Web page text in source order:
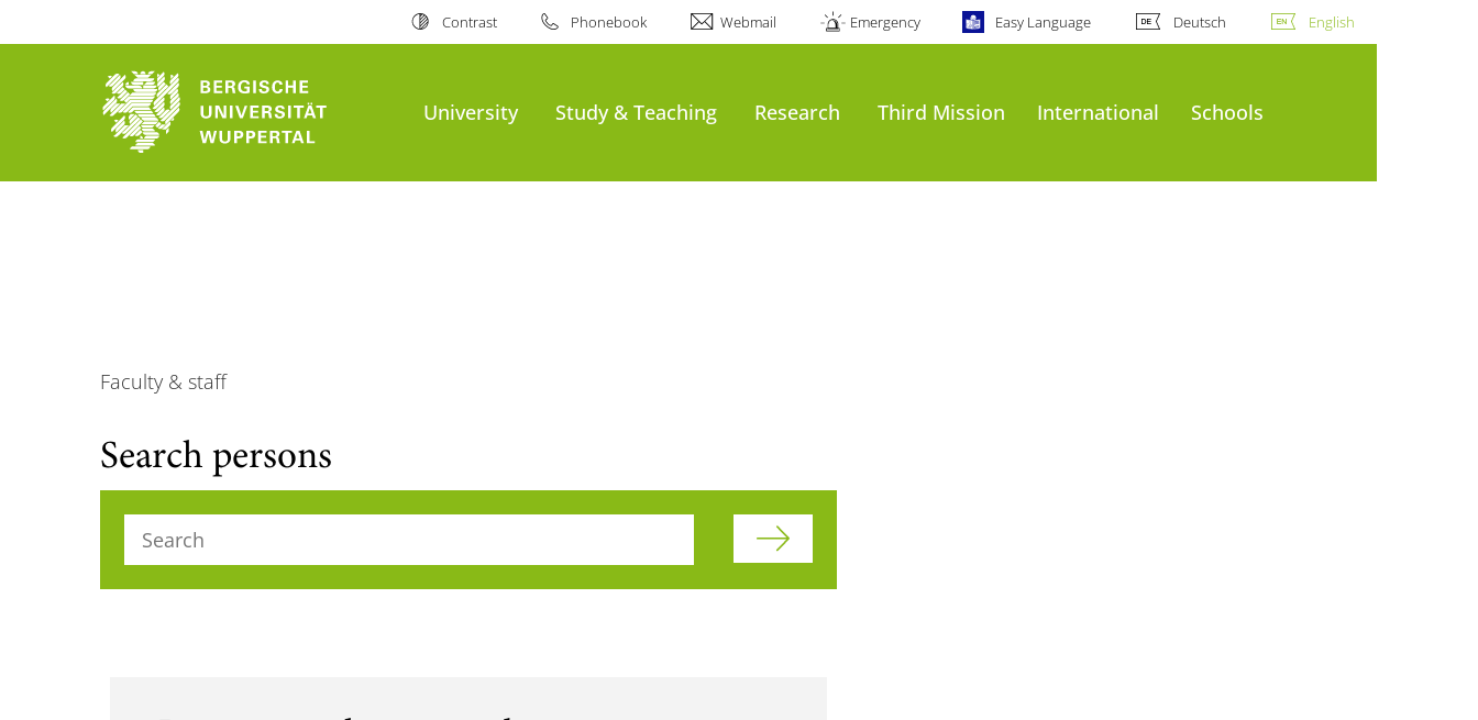
Contrast Phonebook Webmail Emergency Easy Language Deutsch English
University Study & Teaching Research Third Mission International Schools
Faculty & staff
Search persons
Search Phonenumbers / E - Mail - Addresses / WWW - Addresses